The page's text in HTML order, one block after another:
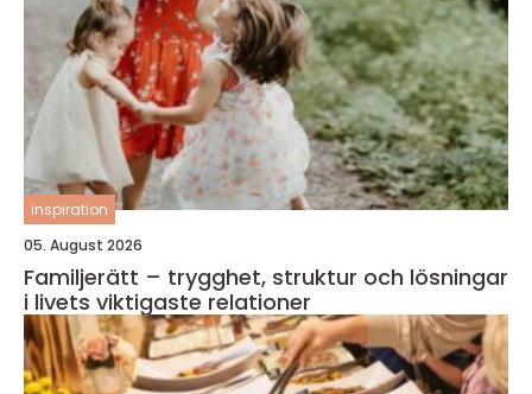
inspiration
05. August 2026
Familjerätt – trygghet, struktur och lösningar
i livets viktigaste relationer